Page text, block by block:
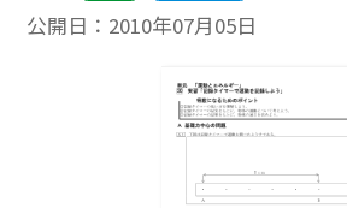
公開日： 2010年07月05日